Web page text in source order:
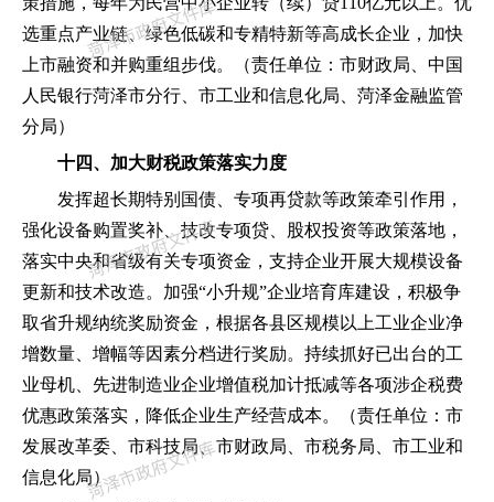
选重点产业链、绿色低碳和专精特新等高成长企业 ， 加快
上市融资和并购重组步伐。
（责任单位 ： 市财政局、中国
人民银行菏泽市分行、市工业和信息化局、菏泽金融监管
分局）
十四、加大财税政策落实力度
发挥超长期特别国债、专项再贷款等政策牵引作用 ，
强化设备购置奖补、技改专项贷、股权投资等政策落地 ，
落实中央和省级有关专项资金 ， 支持企业开展大规模设备
更新和技术改造。加强“小升规”企业培育库建设 ， 积极争
取省升规纳统奖励资金 ， 根据各县区规模以上工业企业净
增数量、增幅等因素分档进行奖励。持续抓好已出台的工
业母机、先进制造业企业增值税加计抵减等各项涉企税费
优惠政策落实 ， 降低企业生产经营成本。 （责任单位 ： 市
发展改革委、市科技局、市财政局、市税务局、市工业和
信息化局）